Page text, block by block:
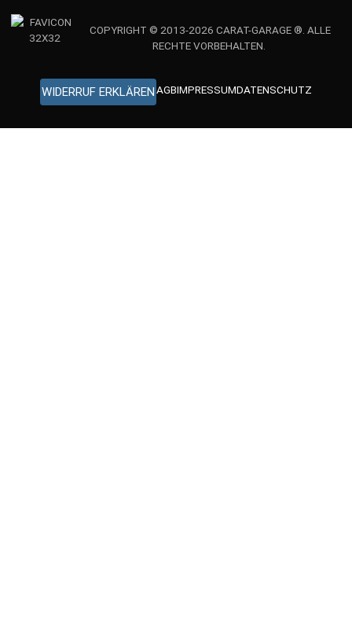
COPYRIGHT © 2013-2026 CARAT-GARAGE ®. ALLE
RECHTE VORBEHALTEN.
WIDERRUF ERKLÄRENAGBIMPRESSUMDATENSCHUTZ